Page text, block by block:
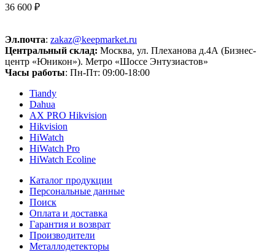
36 600 ₽
Эл.почта: zakaz@keepmarket.ru
Центральный склад: Москва, ул. Плеханова д.4А (Бизнес-
центр «Юникон»). Метро «Шоссе Энтузиастов»
Часы работы: Пн-Пт: 09:00-18:00
Tiandy
Dahua
AX PRO Hikvision
Hikvision
HiWatch
HiWatch Pro
HiWatch Ecoline
Каталог продукции
Персональные данные
Поиск
Оплата и доставка
Гарантия и возврат
Производители
Металлодетекторы